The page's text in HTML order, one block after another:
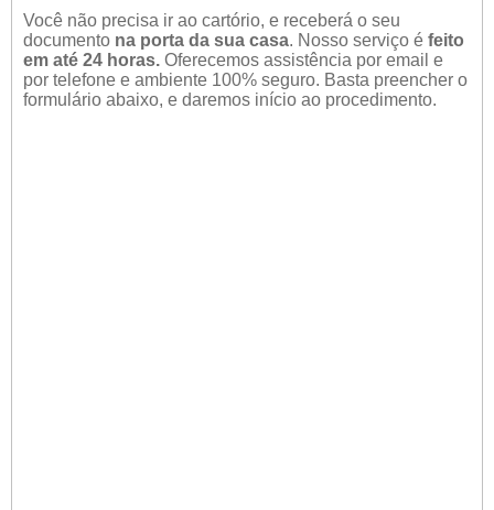
Você não precisa ir ao cartório, e receberá o seu
documento na porta da sua casa. Nosso serviço é feito
em até 24 horas. Oferecemos assistência por email e
por telefone e ambiente 100% seguro. Basta preencher o
formulário abaixo, e daremos início ao procedimento.